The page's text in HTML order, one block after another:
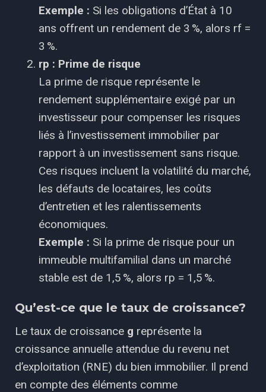
Exemple : Si les obligations d’État à 10
ans offrent un rendement de 3 %, alors rf =
3 %.
rp : Prime de risque
La prime de risque représente le
rendement supplémentaire exigé par un
investisseur pour compenser les risques
liés à l’investissement immobilier par
rapport à un investissement sans risque.
Ces risques incluent la volatilité du marché,
les défauts de locataires, les coûts
d’entretien et les ralentissements
économiques.
Exemple : Si la prime de risque pour un
immeuble multifamilial dans un marché
stable est de 1,5 %, alors rp = 1,5 %.
Qu’est-ce que le taux de croissance?
Le taux de croissance g représente la
croissance annuelle attendue du revenu net
d’exploitation (RNE) du bien immobilier. Il prend
en compte des éléments comme